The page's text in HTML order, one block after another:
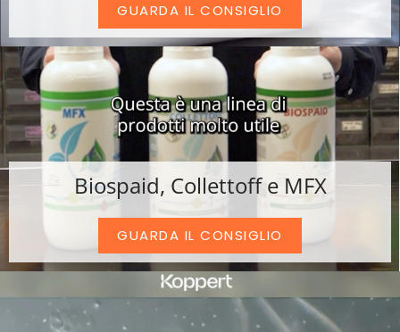
GUARDA IL CONSIGLIO
Biospaid, Collettoff e MFX
GUARDA IL CONSIGLIO